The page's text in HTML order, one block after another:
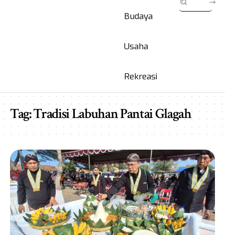
Budaya
Usaha
Rekreasi
Tag:Tradisi Labuhan Pantai Glagah